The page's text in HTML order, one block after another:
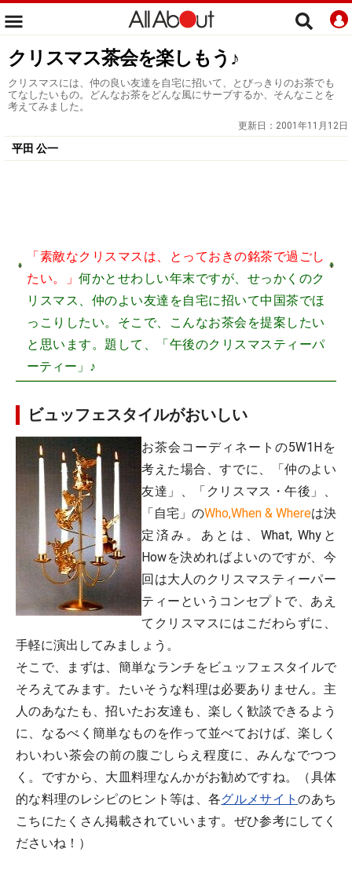
クリスマス茶会を楽しもう♪
クリスマスには、仲の良い友達を自宅に招いて、とびっきりのお茶でも
てなしたいもの。どんなお茶をどんな風にサーブするか、そんなことを
考えてみました。
更新日： 2001年11月12日
平田 公一
「素敵なクリスマスは、とっておきの銘茶で過ごし
たい。」 何かとせわしい年末ですが、せっかくのク
リスマス、仲のよい友達を自宅に招いて中国茶でほ
っこりしたい。そこで、こんなお茶会を提案したい
と思います。題して、「午後のクリスマスティーパ
ーティー」♪
ビュッフェスタイルがおいしい
お茶会コーディネートの5W1Hを
考えた場合、すでに、「仲のよい
友達」、「クリスマス・午後」、
「自宅」のWho,When & Whereは決
定済み。あとは、What, Whyと
Howを決めればよいのですが、今
回は大人のクリスマスティーパー
ティーというコンセプトで、あえ
てクリスマスにはこだわらずに、
手軽に演出してみましょう。
そこで、まずは、簡単なランチをビュッフェスタイルで
そろえてみます。たいそうな料理は必要ありません。主
人のあなたも、招いたお友達も、楽しく歓談できるよう
に、なるべく簡単なものを作って並べておけば、楽しく
わいわい茶会の前の腹ごしらえ程度に、みんなでつつ
く。ですから、大皿料理なんかがお勧めですね。（具体
的な料理のレシピのヒント等は、各グルメサイトのあち
こちにたくさん掲載されていいます。ぜひ参考にしてく
ださいね！）